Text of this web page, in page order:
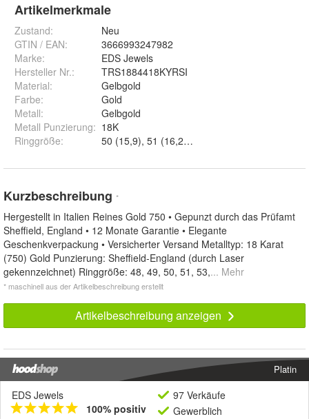
Artikelmerkmale
Zustand:
Neu
GTIN / EAN:
3666993247982
Marke:
EDS Jewels
Hersteller Nr.:
TRS1884418KYRSI
Material:
Gelbgold
Farbe:
Gold
Metall:
Gelbgold
Metall Punzierung: 18K
Ringgröße:
Kurzbeschreibung *
Hergestellt in Italien Reines Gold 750 • Gepunzt durch das Prüfamt
Sheffield, England • 12 Monate Garantie • Elegante
Geschenkverpackung • Versicherter Versand Metalltyp: 18 Karat
(750) Gold Punzierung: Sheffield-England (durch Laser
gekennzeichnet) Ringgröße: 48, 49, 50, 51, 53,... Mehr
* maschinell aus der Artikelbeschreibung erstellt
Artikelbeschreibung anzeigen
Platin
EDS Jewels
100% positiv
97 Verkäufe
Gewerblich